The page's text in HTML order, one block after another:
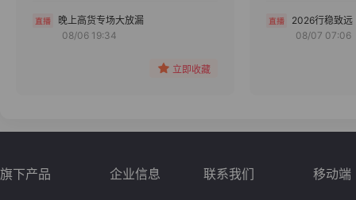
分组
晚上高货专场大放漏
08/06 19:34
立即收藏
2026行稳致远
08/07 07:06
旗下产品 企业信息 联系我们 移动端